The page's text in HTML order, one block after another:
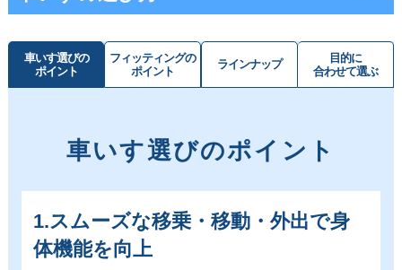
車いす選びの
ポイント
フィッティングの
ポイント
ラインナップ
目的に
合わせて選ぶ
車いす選びのポイント
1.スムーズな移乗・移動・外出で身
体機能を向上